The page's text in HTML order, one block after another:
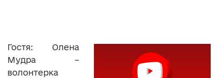
Гостя: Олена
Мудра –
волонтерка